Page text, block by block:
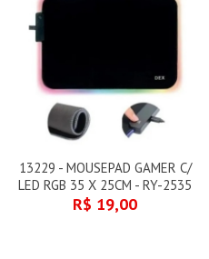
13229 - MOUSEPAD GAMER C/
LED RGB 35 X 25CM - RY-2535
R$ 19,00